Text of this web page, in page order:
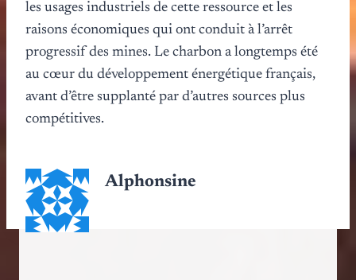
les usages industriels de cette ressource et les
raisons économiques qui ont conduit à l’arrêt
progressif des mines. Le charbon a longtemps été
au cœur du développement énergétique français,
avant d’être supplanté par d’autres sources plus
compétitives.
Alphonsine